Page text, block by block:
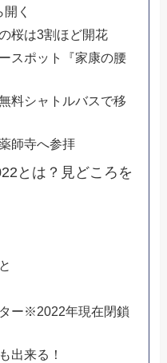
く
桜は3割ほど開花
スポット『家康の腰
料シャトルバスで移
師寺へ参拝
とは？見どころを
ー※2022年現在閉鎖
出来る！